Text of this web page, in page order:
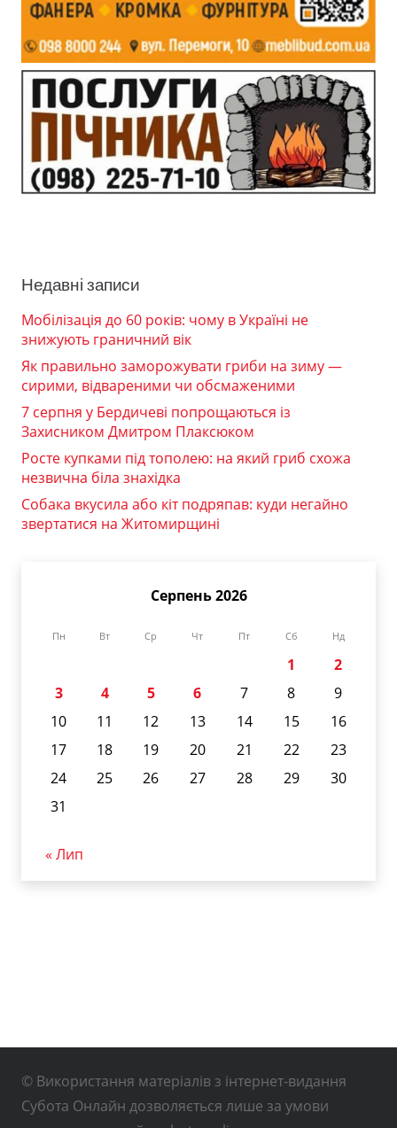
Недавні записи
Мобілізація до 60 років: чому в Україні не
знижують граничний вік
Як правильно заморожувати гриби на зиму —
сирими, відвареними чи обсмаженими
7 серпня у Бердичеві попрощаються із
Захисником Дмитром Плаксюком
Росте купками під тополею: на який гриб схожа
незвична біла знахідка
Собака вкусила або кіт подряпав: куди негайно
звертатися на Житомирщині
Серпень 2026
Пн Вт Ср Чт Пт Сб Нд
1
2
3
4 5 6 7 8
9
10
11 12 13 14 15
16
17
18 19 20 21 22
23
24
25 26 27 28 29
30
31
« Лип
© Використання матеріалів з інтернет-видання
Субота Онлайн дозволяється лише за умови